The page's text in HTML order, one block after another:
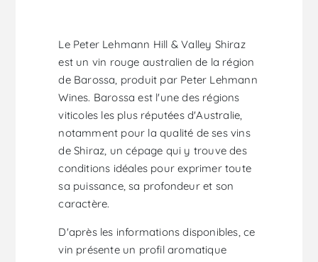
Le Peter Lehmann Hill & Valley Shiraz
est un vin rouge australien de la région
de Barossa, produit par Peter Lehmann
Wines. Barossa est l'une des régions
viticoles les plus réputées d'Australie,
notamment pour la qualité de ses vins
de Shiraz, un cépage qui y trouve des
conditions idéales pour exprimer toute
sa puissance, sa profondeur et son
caractère.
D'après les informations disponibles, ce
vin présente un profil aromatique